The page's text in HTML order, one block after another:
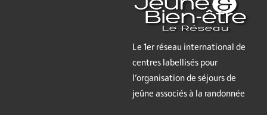
Le 1er réseau international de
centres labellisés pour
l’organisation de séjours de
jeûne associés à la randonnée